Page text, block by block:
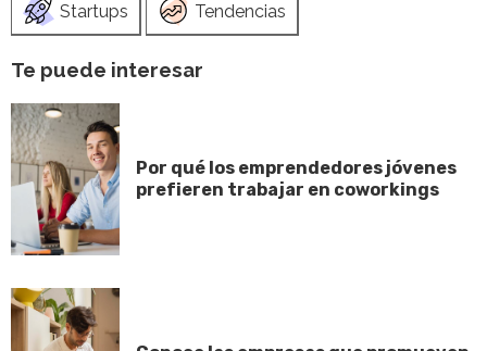
Startups Tendencias
Te puede interesar
Por qué los emprendedores jóvenes
prefieren trabajar en coworkings